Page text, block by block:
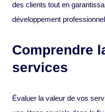
des clients tout en
développement
Comprendre
services
Évaluer la valeur de vos